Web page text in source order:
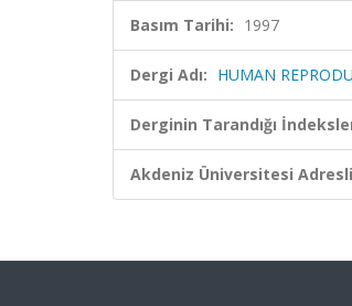
Basım Tarihi: 1997
Dergi Adı: HUMAN
Derginin Tarandığı
Akdeniz Üniversitesi